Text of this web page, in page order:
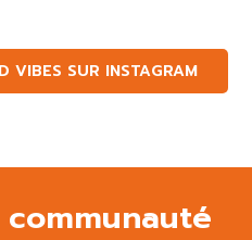
VIBES SUR INSTAGRAM